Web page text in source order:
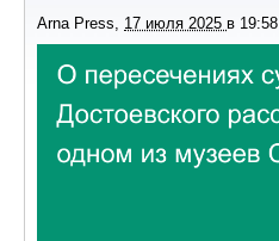
Arna Press 17 июля 2025 в 19:58